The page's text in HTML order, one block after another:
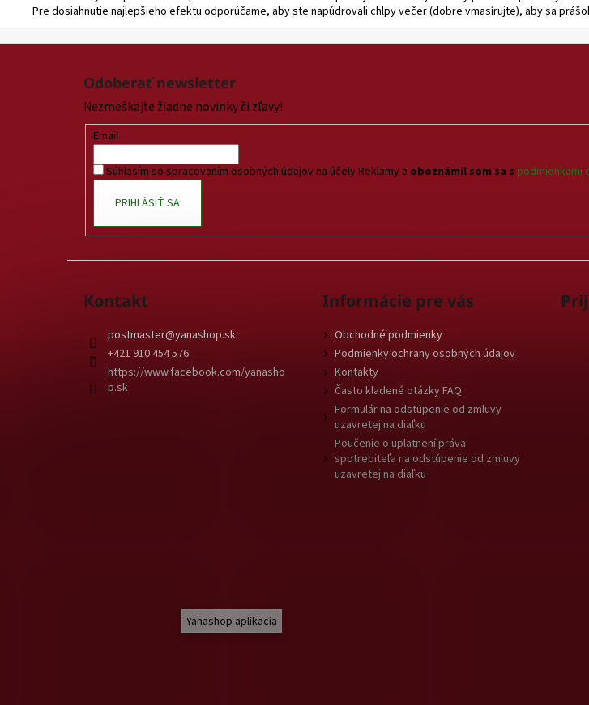
Pre dosiahnutie najlepšieho efektu odporúčame, aby ste napúdrovali chlpy večer (dobre vmasírujte), aby sa
Odoberať newsletter
Nezmeškajte žiadne novinky či zľavy!
Email
Súhlasím so spracovaním osobných údajov na účely Reklamy a oboznámil som sa s podmienkami
PRIHLÁSIŤ SA
Kontakt
postmaster@yanashop.sk
+421 910 454 576
https://www.facebook.com/yanasho
p.sk
Informácie pre vás
Obchodné podmienky
Podmienky ochrany osobných údajov
Kontakty
Často kladené otázky FAQ
Formulár na odstúpenie od zmluvy
uzavretej na diaľku
Poučenie o uplatnení práva
spotrebiteľa na odstúpenie od zmluvy
uzavretej na diaľku
Yanashop aplikacia